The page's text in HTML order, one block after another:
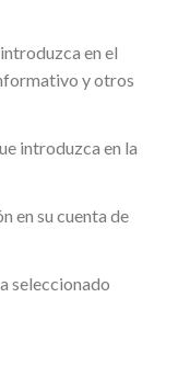
en el
y otros
introduzca en la
en su cuenta de
seleccionado